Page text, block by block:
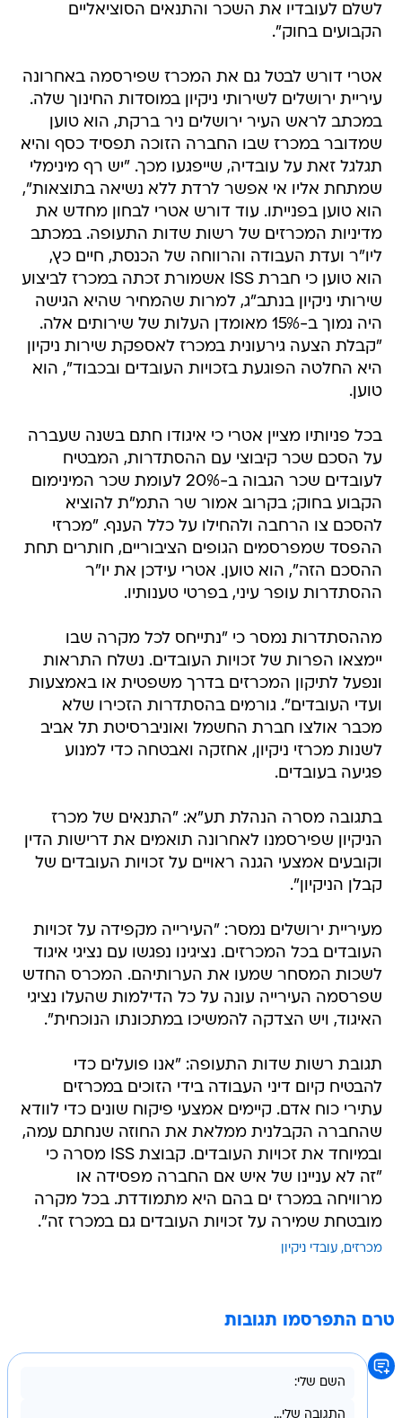
לשלם לעובדיו את השכר והתנאים הסוציאליים
הקבועים בחוק".
אטרי דורש לבטל גם את המכרז שפירסמה באחרונה
עיריית ירושלים לשירותי ניקיון במוסדות החינוך שלה.
במכתב לראש העיר ירושלים ניר ברקת, הוא טוען
שמדובר במכרז שבו החברה הזוכה תפסיד כסף והיא
תגלגל זאת על עובדיה, שייפגעו מכך. "יש רף מינימלי
שמתחת אליו אי אפשר לרדת ללא נשיאה בתוצאות",
הוא טוען בפנייתו. עוד דורש אטרי לבחון מחדש את
מדיניות המכרזים של רשות שדות התעופה. במכתב
ליו"ר ועדת העבודה והרווחה של הכנסת, חיים כץ,
הוא טוען כי חברת ISS אשמורת זכתה במכרז לביצוע
שירותי ניקיון בנתב"ג, למרות שהמחיר שהיא הגישה
היה נמוך ב-15% מאומדן העלות של שירותים אלה.
"קבלת הצעה גירעונית במכרז לאספקת שירות ניקיון
היא החלטה הפוגעת בזכויות העובדים ובכבוד", הוא
טוען.
בכל פניותיו מציין אטרי כי איגודו חתם בשנה שעברה
על הסכם שכר קיבוצי עם ההסתדרות, המבטיח
לעובדים שכר הגבוה ב-20% לעומת שכר המינימום
הקבוע בחוק; בקרוב אמור שר התמ"ת להוציא
להסכם צו הרחבה ולהחילו על כלל הענף. "מכרזי
ההפסד שמפרסמים הגופים הציבוריים, חותרים תחת
ההסכם הזה", הוא טוען. אטרי עידכן את יו"ר
ההסתדרות עופר עיני, בפרטי טענותיו.
מההסתדרות נמסר כי "נתייחס לכל מקרה שבו
יימצאו הפרות של זכויות העובדים. נשלח התראות
ונפעל לתיקון המכרזים בדרך משפטית או באמצעות
ועדי העובדים". גורמים בהסתדרות הזכירו שלא
מכבר אולצו חברת החשמל ואוניברסיטת תל אביב
לשנות מכרזי ניקיון, אחזקה ואבטחה כדי למנוע
פגיעה בעובדים.
בתגובה מסרה הנהלת תע"א: "התנאים של מכרז
הניקיון שפירסמנו לאחרונה תואמים את דרישות הדין
וקובעים אמצעי הגנה ראויים על זכויות העובדים של
קבלן הניקיון".
מעיריית ירושלים נמסר: "העירייה מקפידה על זכויות
העובדים בכל המכרזים. נציגינו נפגשו עם נציגי איגוד
לשכות המסחר שמעו את הערותיהם. המכרס החדש
שפרסמה העירייה עונה על כל הדילמות שהעלו נציגי
האיגוד, ויש הצדקה להמשיכו במתכונתו הנוכחית".
תגובת רשות שדות התעופה: "אנו פועלים כדי
להבטיח קיום דיני העבודה בידי הזוכים במכרזים
עתירי כוח אדם. קיימים אמצעי פיקוח שונים כדי לוודא
שהחברה הקבלנית ממלאת את החוזה שנחתם עמה,
ובמיוחד את זכויות העובדים. קבוצת ISS מסרה כי
"זה לא עניינו של איש אם החברה מפסידה או
מרוויחה במכרז ים בהם היא מתמודדת. בכל מקרה
מובטחת שמירה על זכויות העובדים גם במכרז זה".
מכרזים עובדי ניקיון
טרם התפרסמו תגובות